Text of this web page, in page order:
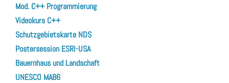
Mod. C++ Programmierung
Videokurs C++
Schutzgebietskarte NDS
Postersession ESRI-USA
Bauernhaus und Landschaft
UNESCO MAB6